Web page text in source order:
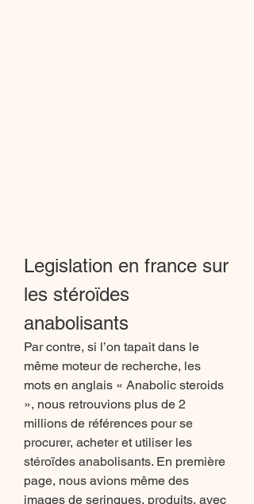
Legislation en france sur
les stéroïdes
anabolisants
Par contre, si l’on tapait dans le
même moteur de recherche, les
mots en anglais « Anabolic steroids
», nous retrouvions plus de 2
millions de références pour se
procurer, acheter et utiliser les
stéroïdes anabolisants. En première
page, nous avions même des
images de seringues, produits, avec